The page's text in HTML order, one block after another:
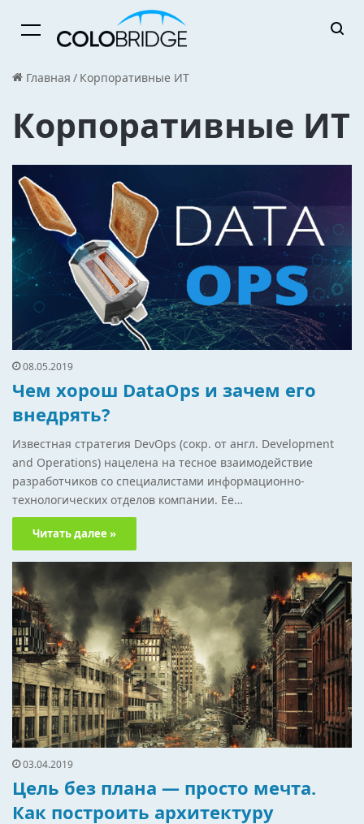
Menu
Главная / Корпоративные ИТ
Корпоративные ИТ
08.05.2019
Чем хорош DataOps и зачем его
внедрять?
Известная стратегия DevOps (сокр. от англ. Development
and Operations) нацелена на тесное взаимодействие
разработчиков со специалистами информационно-
технологических отделов компании. Ее…
Читать далее »
03.04.2019
Цель без плана — просто мечта.
Как построить архитектуру